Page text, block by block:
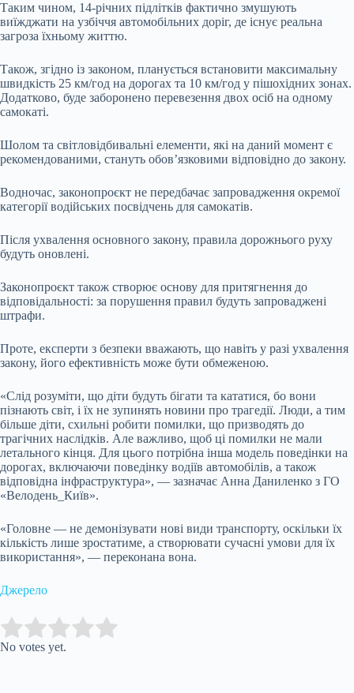
Таким чином, 14-річних підлітків фактично змушують
виїжджати на узбіччя автомобільних доріг, де існує реальна
загроза їхньому життю.
Також, згідно із законом, планується встановити максимальну
швидкість 25 км/год на дорогах та 10 км/год у пішохідних зонах.
Додатково, буде заборонено перевезення двох осіб на одному
самокаті.
Шолом та світловідбивальні елементи, які на даний момент є
рекомендованими, стануть обов’язковими відповідно до закону.
Водночас, законопроєкт не передбачає запровадження окремої
категорії водійських посвідчень для самокатів.
Після ухвалення основного закону, правила дорожнього руху
будуть оновлені.
Законопроєкт також створює основу для притягнення до
відповідальності: за порушення правил будуть запроваджені
штрафи.
Проте, експерти з безпеки вважають, що навіть у разі ухвалення
закону, його ефективність може бути обмеженою.
«Слід розуміти, що діти будуть бігати та кататися, бо вони
пізнають світ, і їх не зупинять новини про трагедії. Люди, а тим
більше діти, схильні робити помилки, що призводять до
трагічних наслідків. Але важливо, щоб ці помилки не мали
летального кінця. Для цього потрібна інша модель поведінки на
дорогах, включаючи поведінку водіїв автомобілів, а також
відповідна інфраструктура», — зазначає Анна Даниленко з ГО
«Велодень_Київ».
«Головне — не демонізувати нові види транспорту, оскільки їх
кількість лише зростатиме, а створювати сучасні умови для їх
використання», — переконана вона.
Джерело
Rate this item:
No votes yet.